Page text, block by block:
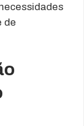
de